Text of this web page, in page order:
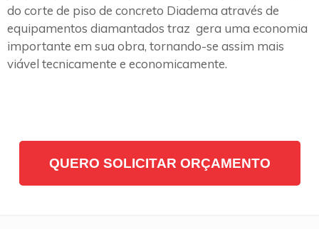
do corte de piso de concreto Diadema através de
equipamentos diamantados traz gera uma economia
importante em sua obra, tornando-se assim mais
viável tecnicamente e economicamente.
QUERO SOLICITAR ORÇAMENTO